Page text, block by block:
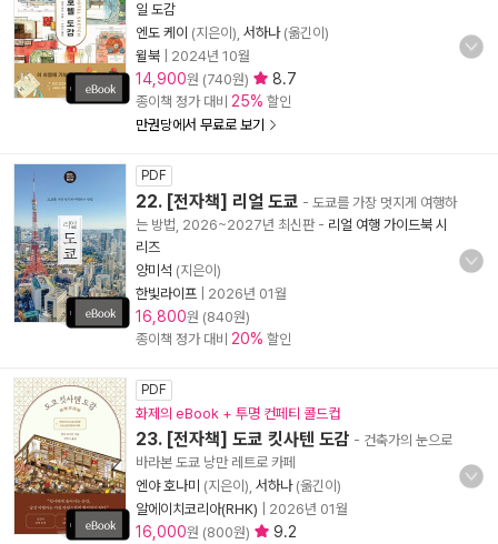
일 도감
엔도 케이 (지은이), 서하나(옮긴이)
윌북
2024년 10월
14,900원 (740원) 8.7
종이책 정가 대비 25% 할인
만권당에서 무료로 보기
PDF
22. [전자책] 리얼 도쿄 - 도쿄를 가장 멋지게 여행하
는 방법, 2026~2027년 최신판- 리얼 여행 가이드북 시
리즈
양미석 (지은이)
한빛라이프
2026년 01월
16,800원 (840원)
종이책 정가 대비 20% 할인
PDF
화제의 eBook + 투명 컨페티 콜드컵
23. [전자책] 도쿄 킷사텐 도감 - 건축가의 눈으로
바라본 도쿄 낭만 레트로 카페
엔야 호나미 (지은이), 서하나(옮긴이)
알에이치코리아(RHK)
2026년 01월
16,000원 (800원) 9.2